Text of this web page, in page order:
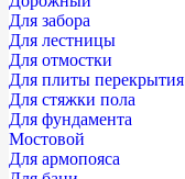
Для забора
Для лестницы
Для отмостки
Для плиты перекрытия
Для стяжки пола
Для фундамента
Мостовой
Для армопояса